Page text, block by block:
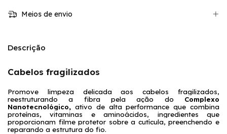
Meios de envio
Descrição
Cabelos fragilizados
Promove limpeza delicada aos cabelos fragilizados,
reestruturando a fibra pela ação do Complexo
Nanotecnológico, ativo de alta performance que combina
proteínas, vitaminas e aminoácidos, ingredientes que
proporcionam filme protetor sobre a cutícula, preenchendo e
reparando a estrutura do fio.